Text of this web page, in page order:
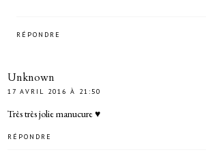
RÉPONDRE
Unknown
17 AVRIL 2016 À 21:50
Très très jolie manucure ♥
RÉPONDRE